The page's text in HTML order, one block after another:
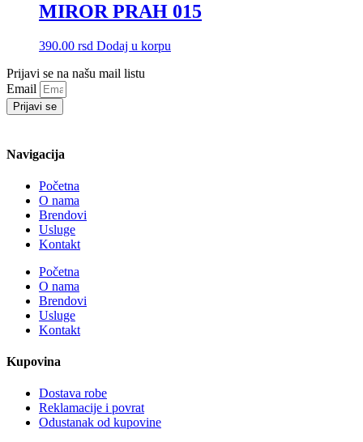
MIROR PRAH 015
390.00 rsd Dodaj u korpu
Prijavi se na našu mail listu
Email
Prijavi se
Navigacija
Početna
O nama
Brendovi
Usluge
Kontakt
Početna
O nama
Brendovi
Usluge
Kontakt
Kupovina
Dostava robe
Reklamacije i povrat
Odustanak od kupovine